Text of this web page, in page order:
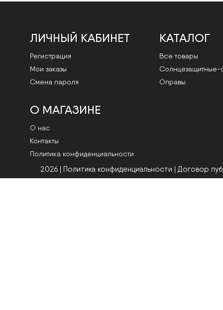
ЛИЧНЫЙ КАБИНЕТ
Регистрация
Мои заказы
Смена пароля
КАТАЛОГ
Все товары
Cолнцезащитные-
Оправы
О МАГАЗИНЕ
О нас
Контакты
Политика конфиденциальности
2026 | Политика конфиденциальности | Договор